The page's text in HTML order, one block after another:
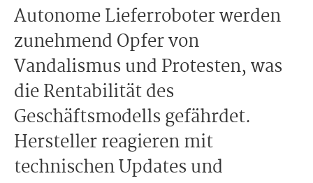
Autonome Lieferroboter werden
zunehmend Opfer von
Vandalismus und Protesten, was
die Rentabilität des
Geschäftsmodells gefährdet.
Hersteller reagieren mit
technischen Updates und